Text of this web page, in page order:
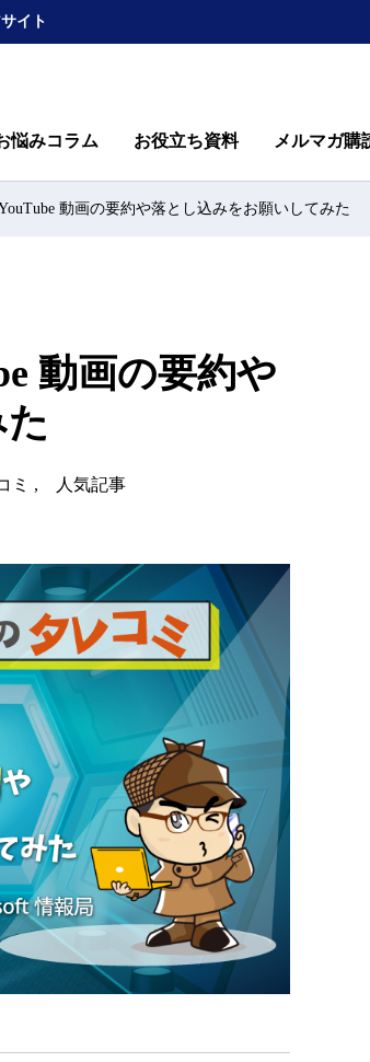
イト
悩みコラム お役立ち資料 メルマガ購
動画の要約や落とし込みをお願いしてみた
動画の要約や
ミ 人気記事